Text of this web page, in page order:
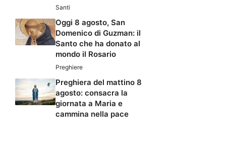
Santi
Oggi 8 agosto, San
Domenico di Guzman: il
Santo che ha donato al
mondo il Rosario
Preghiere
Preghiera del mattino 8
agosto: consacra la
giornata a Maria e
cammina nella pace